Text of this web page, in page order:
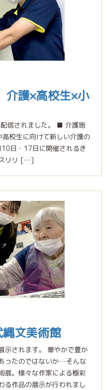
介護×高校生×小
信されました。 ■ 介護施
校生に向けて新しい介護の
日・17日に開催されるき
スリリ […]
縄文美術館
示されます。 華やかで豊か
ったのではないか…そんな
展。様々な作家による極彩
る作品の展示が行われまし